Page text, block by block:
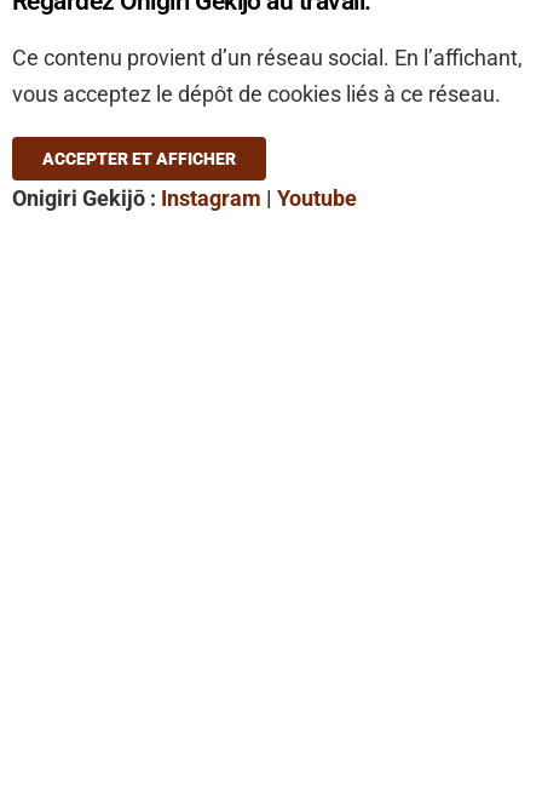
Ce contenu provient d’un réseau social. En l’affichant,
vous acceptez le dépôt de cookies liés à ce réseau.
ACCEPTER ET AFFICHER
Onigiri Gekijō : Instagram | Youtube